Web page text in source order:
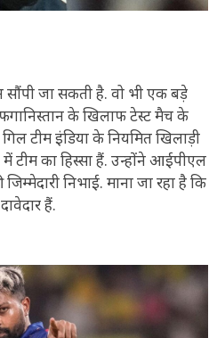
जा सकती है. वो भी एक बड़े
के खिलाफ टेस्ट मैच के
टीम इंडिया के नियमित खिलाड़ी
टीम का हिस्सा हैं. उन्होंने आईपीएल
निभाई. माना जा रहा है कि
हैं.